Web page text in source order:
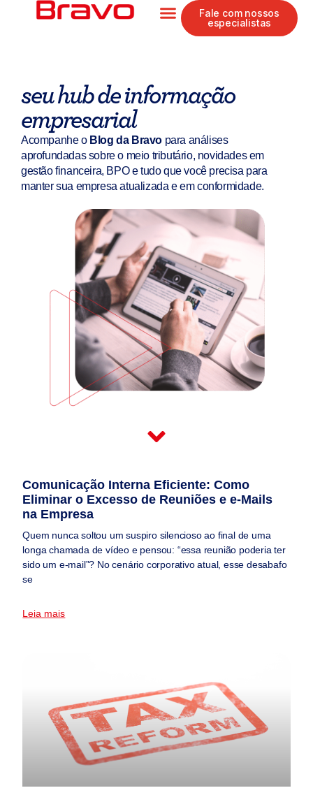
Fale com nossos
especialistas
seu hub de informação
empresarial
Acompanhe o Blog da Bravo para análises
aprofundadas sobre o meio tributário, novidades em
gestão financeira, BPO e tudo que você precisa para
manter sua empresa atualizada e em conformidade.
Comunicação Interna Eficiente: Como
Eliminar o Excesso de Reuniões e e-Mails
na Empresa
Quem nunca soltou um suspiro silencioso ao final de uma
longa chamada de vídeo e pensou: “essa reunião poderia ter
sido um e-mail”? No cenário corporativo atual, esse desabafo
se
Leia mais
Á
G
N
A
Á
G
N
A